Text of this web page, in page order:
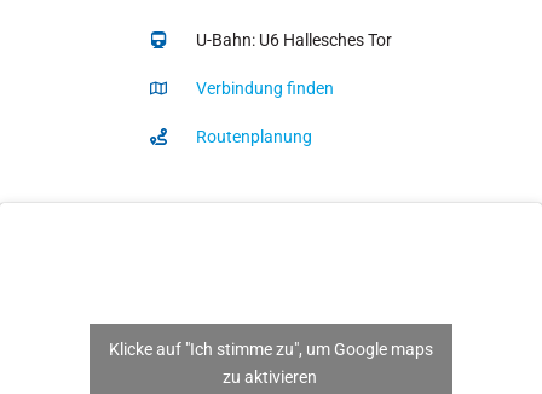
U-Bahn: U6 Hallesches Tor
Verbindung finden
Routenplanung
Klicke auf "Ich stimme zu", um Google maps
zu aktivieren